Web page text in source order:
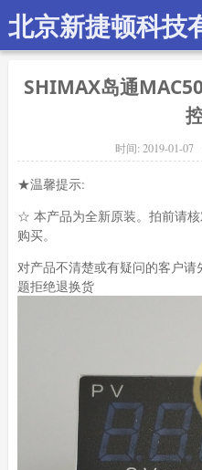
北京新捷顿科技
SHIMAX岛通
时间:2019-01-07
★温馨提示:
☆ 本产品为全新原装。拍前请
购买。
对产品不清楚或有疑问的客户
题拒绝退换货